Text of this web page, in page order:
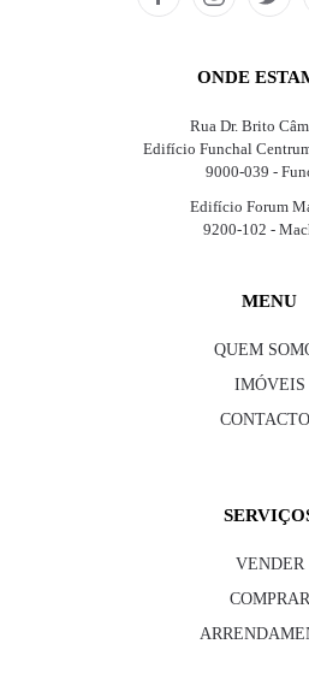
ONDE
Rua Dr. Brito
Edifício Funchal
9000-039 -
Edifício Forum
9200-102 -
MENU
QUEM
IMÓVEIS
VENDER
COMPRAR